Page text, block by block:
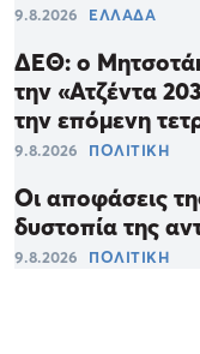
9.8.2026 ΕΛΛΑΔΑ
ΔΕΘ: ο
την «Ατζέντα
την επόμενη
9.8.2026 ΠΟΛΙΤΙΚΗ
Οι αποφάσεις
δυστοπία της
9.8.2026 ΠΟΛΙΤΙΚΗ